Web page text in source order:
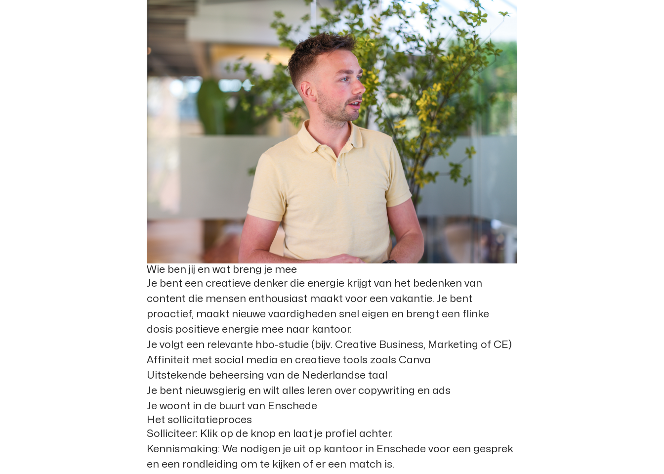
Wie ben jij en wat breng je mee
Je bent een creatieve denker die energie krijgt van het bedenken van
content die mensen enthousiast maakt voor een vakantie. Je bent
proactief, maakt nieuwe vaardigheden snel eigen en brengt een flinke
dosis positieve energie mee naar kantoor.
Je volgt een relevante hbo-studie (bijv. Creative Business, Marketing of CE)
Affiniteit met social media en creatieve tools zoals Canva
Uitstekende beheersing van de Nederlandse taal
Je bent nieuwsgierig en wilt alles leren over copywriting en ads
Je woont in de buurt van Enschede
Het sollicitatieproces
Solliciteer: Klik op de knop en laat je profiel achter.
Kennismaking: We nodigen je uit op kantoor in Enschede voor een gesprek
en een rondleiding om te kijken of er een match is.